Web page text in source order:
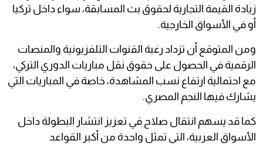
زيادة القيمة التجارية لحقوق بث المسابقة، سواء داخل تركيا
أو في الأسواق الخارجية.
ومن المتوقع أن تزداد رغبة القنوات التلفزيونية والمنصات
الرقمية في الحصول على حقوق نقل مباريات الدوري التركي،
مع احتمالية ارتفاع نسب المشاهدة، خاصة في المباريات التي
يشارك فيها النجم المصري.
كما قد يسهم انتقال صلاح في تعزيز انتشار البطولة داخل
الأسواق العربية، التي تمثل واحدة من أكبر القواعد